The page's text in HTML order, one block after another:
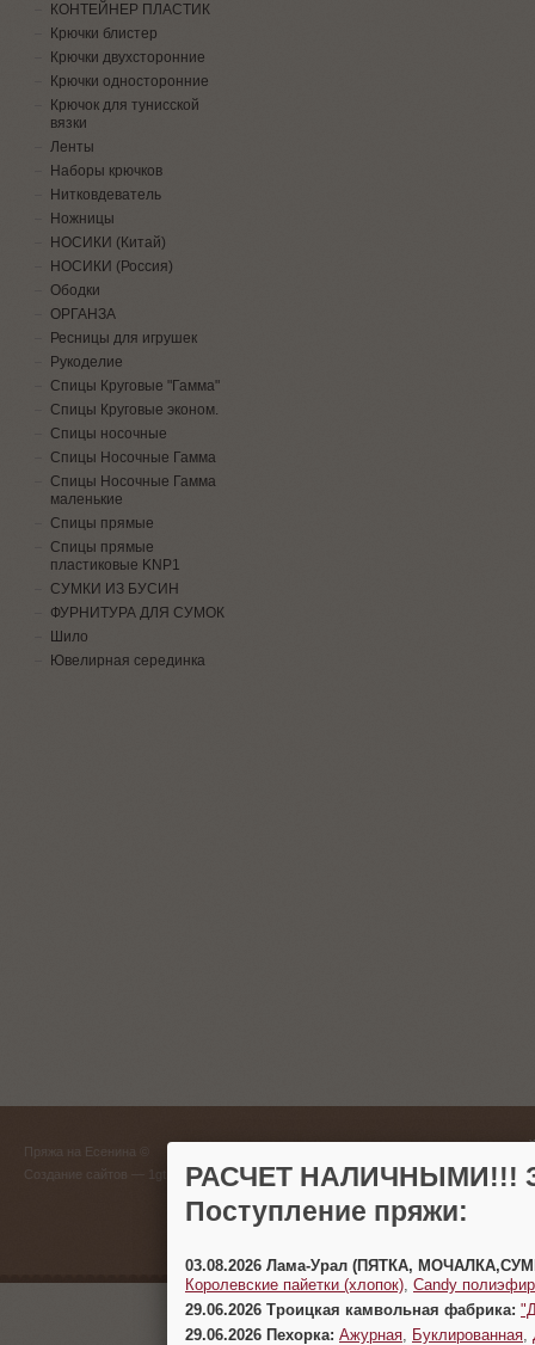
КОНТЕЙНЕР ПЛАСТИК
Крючки блистер
Крючки двухсторонние
Крючки односторонние
Крючок для тунисской
вязки
Ленты
Наборы крючков
Нитковдеватель
Ножницы
НОСИКИ (Китай)
НОСИКИ (Россия)
Ободки
ОРГАНЗА
Ресницы для игрушек
Рукоделие
Спицы Круговые "Гамма"
Спицы Круговые эконом.
Спицы носочные
Спицы Носочные Гамма
Спицы Носочные Гамма
маленькие
Спицы прямые
Спицы прямые
пластиковые KNP1
СУМКИ ИЗ БУСИН
ФУРНИТУРА ДЛЯ СУМОК
Шило
Ювелирная серединка
Пряжа на Есенина ©
Создание сайтов
(383)
г.
РАСЧЕТ НАЛИЧНЫМИ!!!
Поступление пряжи:
03.08.2026 Лама-Урал (ПЯТКА,
Королевские пайетки (хлопок) Candy
29.06.2026 Троицкая камвольная фабрика:
29.06.2026 Пехорка: Ажурная Буклированная